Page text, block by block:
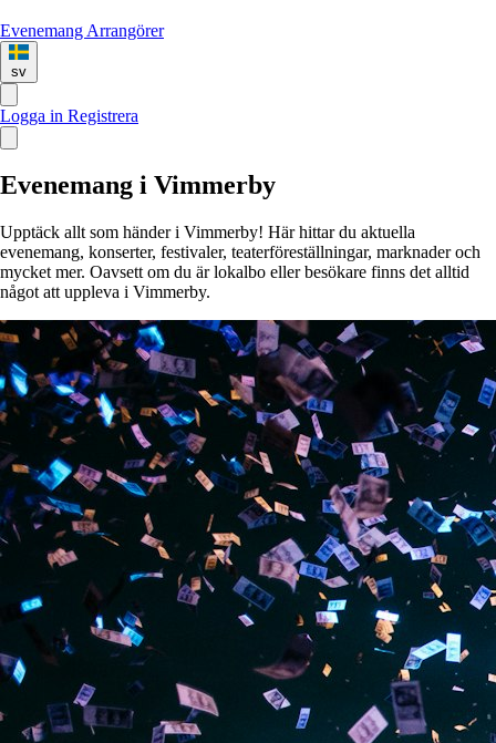
Evenemang Arrangörer
sv
Logga in Registrera
Evenemang i Vimmerby
Upptäck allt som händer i Vimmerby! Här hittar du aktuella
evenemang, konserter, festivaler, teaterföreställningar, marknader och
mycket mer. Oavsett om du är lokalbo eller besökare finns det alltid
något att uppleva i Vimmerby.